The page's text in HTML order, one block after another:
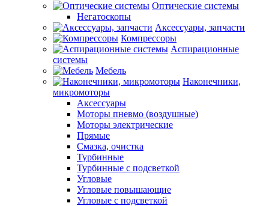
Оптические системы
Негатоскопы
Аксессуары, запчасти
Компрессоры
Аспирационные
системы
Мебель
Наконечники,
микромоторы
Аксессуары
Моторы пневмо (воздушные)
Моторы электрические
Прямые
Смазка, очистка
Турбинные
Турбинные с подсветкой
Угловые
Угловые повышающие
Угловые с подсветкой